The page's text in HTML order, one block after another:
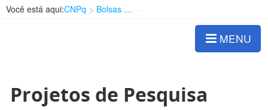
Você está aqui:CNPq Bolsas e Auxílios Vigentes
MENU
Projetos de Pesquisa